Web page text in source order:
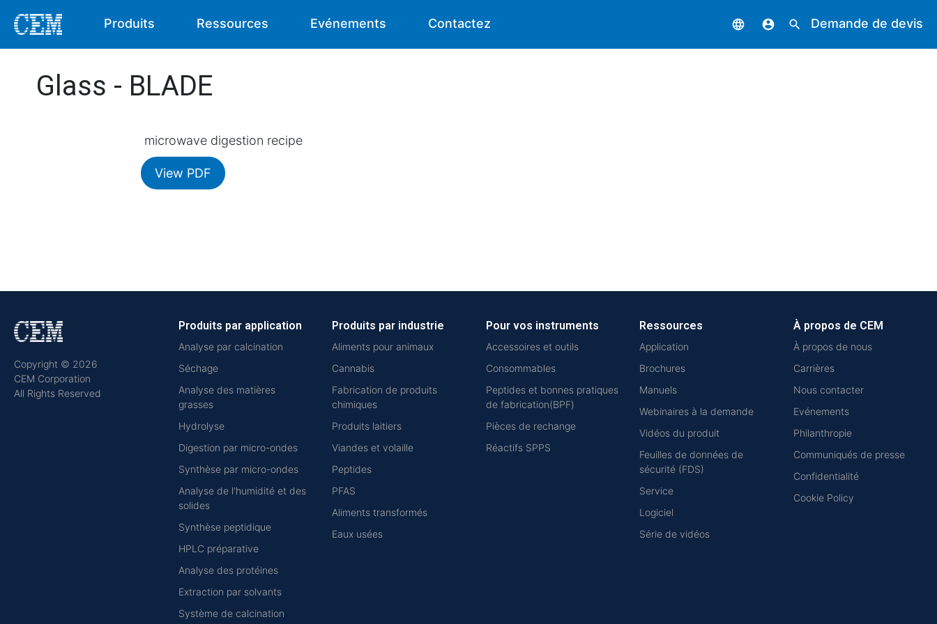
Produits Ressources Evénements Contactez language account_circle search Demande de devis
Glass - BLADE
microwave digestion recipe
View PDF
Copyright © 2026
CEM Corporation
All Rights Reserved
Produits par application
Analyse par calcination
Séchage
Analyse des matières
grasses
Hydrolyse
Digestion par micro-ondes
Synthèse par micro-ondes
Analyse de l'humidité et des
solides
Synthèse peptidique
HPLC préparative
Analyse des protéines
Extraction par solvants
Système de calcination
Produits par industrie
Aliments pour animaux
Cannabis
Fabrication de produits
chimiques
Produits laitiers
Viandes et volaille
Peptides
PFAS
Aliments transformés
Eaux usées
Pour vos instruments
Accessoires et outils
Consommables
Peptides et bonnes pratiques
de fabrication(BPF)
Pièces de rechange
Réactifs SPPS
Ressources
Application
Brochures
Manuels
Webinaires à la demande
Vidéos du produit
Feuilles de données de
sécurité (FDS)
Service
Logiciel
Série de vidéos
À propos de CEM
À propos de nous
Carrières
Nous contacter
Evénements
Philanthropie
Communiqués de presse
Confidentialité
Cookie Policy